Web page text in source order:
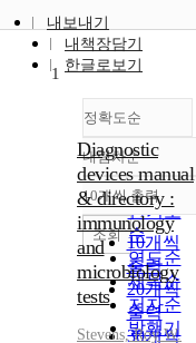
내보내기
내책장담기
한글로보기
정확도순
정확도
순
인기도
순
연도순
제목순
저자순
발행기
내림차순
내림차
10개씩 출력
10개씩
출력
20개씩
출력
30개씩
조회
1
Diagnostic
devices manual
& directory :
immunology
and
microbiology
tests
Stevens, Roy W.